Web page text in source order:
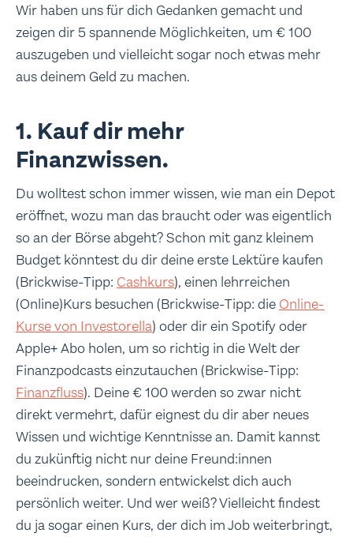
Wir haben uns für dich Gedanken gemacht und
zeigen dir 5 spannende Möglichkeiten, um € 100
auszugeben und vielleicht sogar noch etwas mehr
aus deinem Geld zu machen.
1. Kauf dir mehr
Finanzwissen.
Du wolltest schon immer wissen, wie man ein Depot
eröffnet, wozu man das braucht oder was eigentlich
so an der Börse abgeht? Schon mit ganz kleinem
Budget könntest du dir deine erste Lektüre kaufen
(Brickwise-Tipp: Cashkurs), einen lehrreichen
(Online)Kurs besuchen (Brickwise-Tipp: die Online-
Kurse von Investorella) oder dir ein Spotify oder
Apple+ Abo holen, um so richtig in die Welt der
Finanzpodcasts einzutauchen (Brickwise-Tipp:
Finanzfluss). Deine € 100 werden so zwar nicht
direkt vermehrt, dafür eignest du dir aber neues
Wissen und wichtige Kenntnisse an. Damit kannst
du zukünftig nicht nur deine Freund:innen
beeindrucken, sondern entwickelst dich auch
persönlich weiter. Und wer weiß? Vielleicht findest
du ja sogar einen Kurs, der dich im Job weiterbringt,